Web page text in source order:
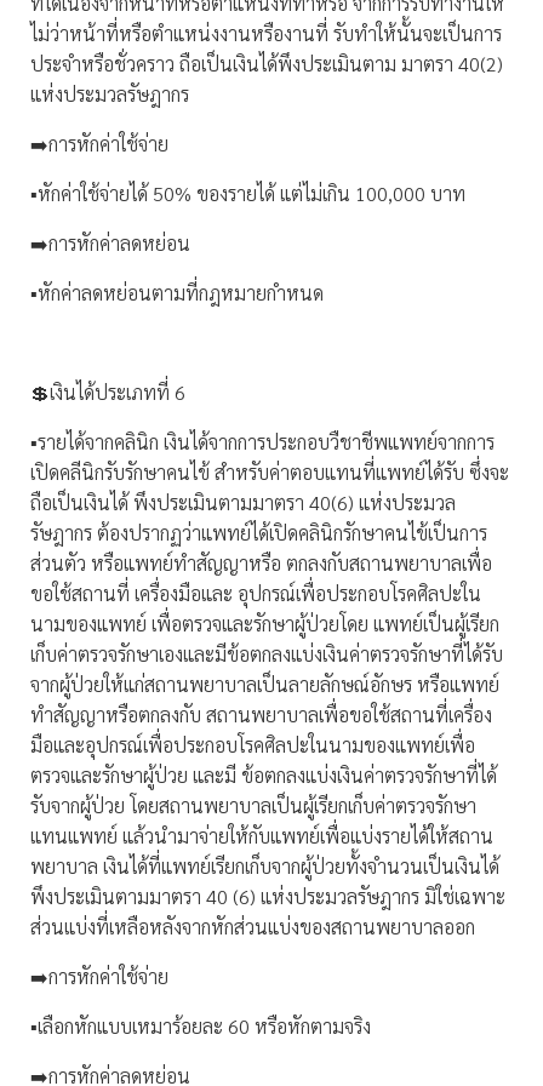
ไม่ว่าหน้าที่หรือตำแหน่งงานหรืองานที่ รับทำให้นั้นจะเป็นการ
ประจำหรือชั่วคราว ถือเป็นเงินได้พึงประเมินตาม มาตรา 40(2)
แห่งประมวลรัษฎากร
➡️การหักค่าใช้จ่าย
▪️หักค่าใช้จ่ายได้ 50% ของรายได้ แต่ไม่เกิน 100,000 บาท
➡️การหักค่าลดหย่อน
▪️หักค่าลดหย่อนตามที่กฎหมายกำหนด
💲เงินได้ประเภทที่ 6
▪️รายได้จากคลินิก เงินได้จากการประกอบวืชาชีพแพทย์จากการ
เปิดคลีนิกรับรักษาคนไข้ สำหรับค่าตอบแทนที่แพทย์ได้รับ ซึ่งจะ
ถือเป็นเงินได้ พึงประเมินตามมาตรา 40(6) แห่งประมวล
รัษฎากร ต้องปรากฏว่าแพทย์ได้เปิดคลินิกรักษาคนไข้เป็นการ
ส่วนตัว หรือแพทย์ทำสัญญาหรือ ตกลงกับสถานพยาบาลเพื่อ
ขอใช้สถานที่ เครื่องมือและ อุปกรณ์เพื่อประกอบโรคศิลปะใน
นามของแพทย์ เพื่อตรวจและรักษาผู้ป่วยโดย แพทย์เป็นผู้เรียก
เก็บค่าตรวจรักษาเองและมีข้อตกลงแบ่งเงินค่าตรวจรักษาที่ได้รับ
จากผู้ป่วยให้แก่สถานพยาบาลเป็นลายลักษณ์อักษร หรือแพทย์
ทำสัญญาหรือตกลงกับ สถานพยาบาลเพื่อขอใช้สถานที่เครื่อง
มือและอุปกรณ์เพื่อประกอบโรคศิลปะในนามของแพทย์เพื่อ
ตรวจและรักษาผู้ป่วย และมี ข้อตกลงแบ่งเงินค่าตรวจรักษาที่ได้
รับจากผู้ป่วย โดยสถานพยาบาลเป็นผู้เรียกเก็บค่าตรวจรักษา
แทนแพทย์ แล้วนำมาจ่ายให้กับแพทย์เพื่อแบ่งรายได้ให้สถาน
พยาบาล เงินได้ที่แพทย์เรียกเก็บจากผู้ป่วยทั้งจำนวนเป็นเงินได้
พึงประเมินตามมาตรา 40 (6) แห่งประมวลรัษฎากร มิใช่เฉพาะ
ส่วนแบ่งที่เหลือหลังจากหักส่วนแบ่งของสถานพยาบาลออก
➡️การหักค่าใช้จ่าย
▪️เลือกหักแบบเหมาร้อยละ 60 หรือหักตามจริง
➡️การหักค่าลดหย่อน